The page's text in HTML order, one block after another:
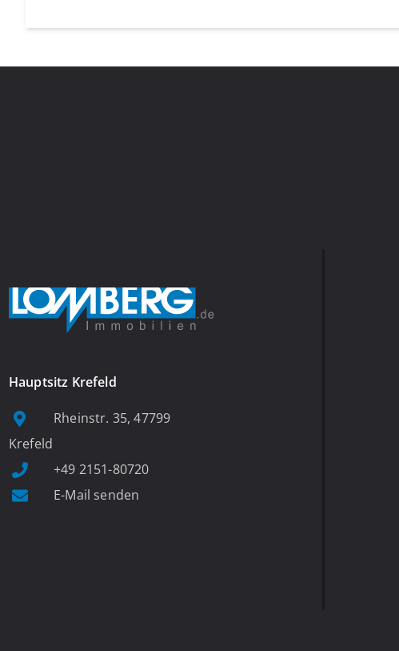
Hauptsitz Krefeld
Rheinstr. 35, 47799
Krefeld
+49 2151-80720
E-Mail senden